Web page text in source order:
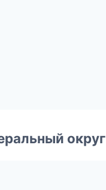
округ